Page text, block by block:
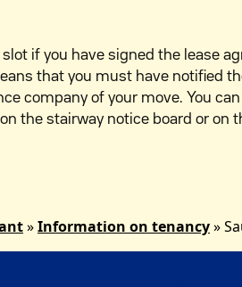
if you have signed the lease
that you must have notified
company of your move. You
the stairway notice board or on
»Information on tenancy»